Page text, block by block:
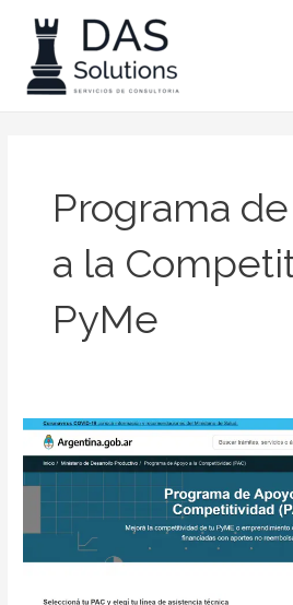
contenido
Programa
a la
PyMe
Programa
de
Apoyo
Competitividad